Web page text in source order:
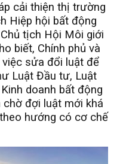
cải thiện thị trường
Hiệp hội bất động
tịch Hội Môi giới
biết, Chính phủ và
sửa đổi luật để
Luật Đầu tư, Luật
doanh bất động
chờ đợi luật mới khá
hướng có cơ chế